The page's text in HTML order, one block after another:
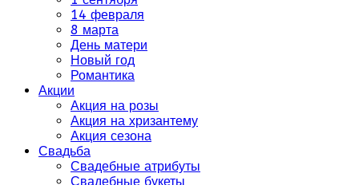
14 февраля
8 марта
День матери
Новый год
Романтика
Акции
Акция на розы
Акция на хризантему
Акция сезона
Свадьба
Свадебные атрибуты
Свадебные букеты